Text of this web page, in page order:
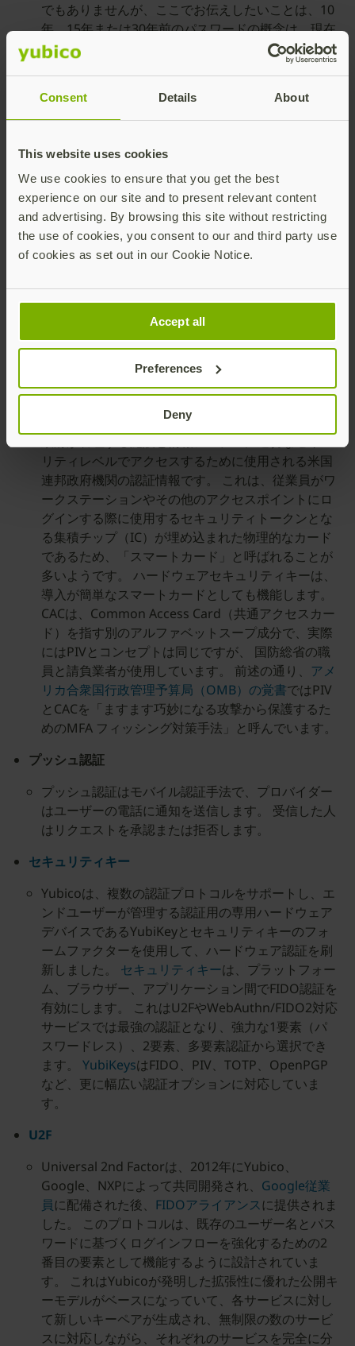
Consent Details About
This website uses cookies
We use cookies to ensure that you get the best
experience on our site and to present relevant content
and advertising. By browsing this site without restricting
the use of cookies, you consent to our and third party use
of cookies as set out in our Cookie Notice.
Accept all
Preferences
Deny
でもありませんが、ここでお伝えしたいことは、10
年、15年または30年前のパスワードの概念は、現在
では通用しないということです。 以前は、複雑なパ
スワードを使い定期的に変更すれば安全性が高まる
ードは最低レベルのセキュリティしか提供せず、フ
ィッシング攻撃やその他の方法で認証情報の盗難に
パスワードレス
パスワードレスとは、パスワードを使わない認証や
ログインのことで、企業や消費者の何十億ものユー
ザーが、重要なリソースやシステムに安全にログイ
ンする方法に劇的な変化をもたらします。 ユーザー
やスマートカードの個人認証（PIV）などのパスワ
ードレスデバイスを使って認証するだけで、アプリ
ケーションやシステムで自分の認証情報を確認でき
PIVスマートカード
Personal Identity Verification（PIV）認証は、連邦
リティレベルでアクセスするために使用される米国
連邦政府機関の認証情報です。 これは、従業員がワ
ークステーションやその他のアクセスポイントにロ
グインする際に使用するセキュリティトークンとな
る集積チップ（IC）が埋め込まれた物理的なカード
であるため、「スマートカード」と呼ばれることが
多いようです。 ハードウェアセキュリティキーは、
導入が簡単なスマートカードとしても機能します。
CACは、Common Access Card（共通アクセスカー
ド）を指す別のアルファベットスープ成分で、実際
にはPIVとコンセプトは同じですが、 国防総省の職
員と請負業者が使用しています。 前述の通り、 アメ
リカ合衆国行政管理予算局（OMB）の覚書ではPIV
とCACを「ますます巧妙になる攻撃から保護するた
めのMFA フィッシング対策手法」と呼んでいます。
プッシュ認証
プッシュ認証はモバイル認証手法で、プロバイダー
はユーザーの電話に通知を送信します。 受信した人
はリクエストを承認または拒否します。
セキュリティキー
Yubicoは、複数の認証プロトコルをサポートし、エ
ンドユーザーが管理する認証用の専用ハードウェア
デバイスであるYubiKeyとセキュリティキーのフォ
ームファクターを使用して、ハードウェア認証を刷
新しました。 セキュリティキーは、プラットフォー
ム、ブラウザー、アプリケーション間でFIDO認証を
有効にします。 これはU2FやWebAuthn/FIDO2対応
サービスでは最強の認証となり、強力な1要素（パ
スワードレス）、2要素、多要素認証から選択でき
ます。 YubiKeysはFIDO、PIV、TOTP、OpenPGP
など、更に幅広い認証オプションに対応していま
す。
U2F
Universal 2nd Factorは、2012年にYubico、
Google、NXPによって共同開発され、 Google従業
員に配備された後、 FIDOアライアンスに提供されま
した。 このプロトコルは、既存のユーザー名とパス
ワードに基づくログインフローを強化するための2
番目の要素として機能するように設計されていま
す。 これはYubicoが発明した拡張性に優れた公開キ
ーモデルがベースになっていて、各サービスに対し
て新しいキーペアが生成され、無制限の数のサービ
スに対応しながら、それぞれのサービスを完全に分